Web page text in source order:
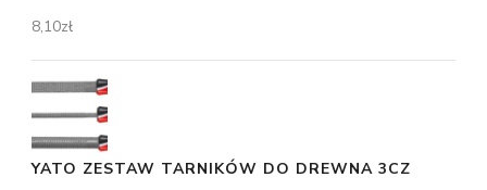
8,10zł
YATO ZESTAW TARNIKÓW DO DREWNA 3CZ